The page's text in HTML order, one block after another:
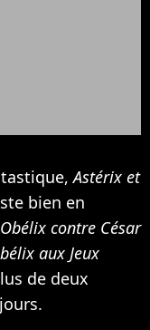
Astérix et
bien en
contre César
aux Jeux
de deux